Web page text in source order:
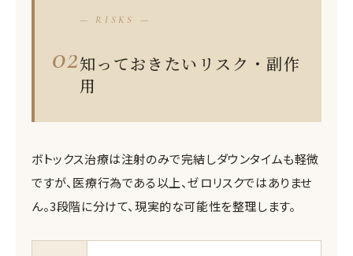
02
— RISKS —
知っておきたいリスク・副作
用
ボトックス治療は注射のみで完結しダウンタイムも軽微
ですが、医療行為である以上、ゼロリスクではありませ
ん。3段階に分けて、現実的な可能性を整理します。